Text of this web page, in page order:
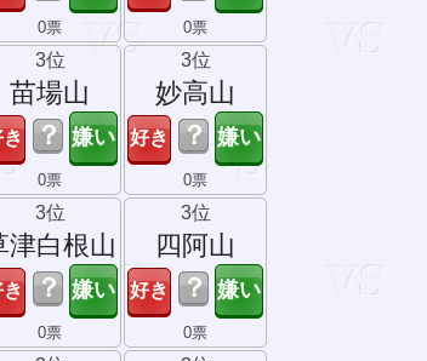
0票 0票
3位
苗場山
？
0票
3位
妙高山
？
0票
3位
津白根山
？
0票
3位
四阿山
？
0票